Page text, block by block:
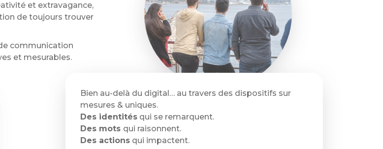
et extravagance,
de toujours trouver
communication
et mesurables.
Bien au-delà du digital… au travers des dispositifs sur
mesures & uniques.
Des identités qui se remarquent.
Des mots qui raisonnent.
Des actions qui impactent.